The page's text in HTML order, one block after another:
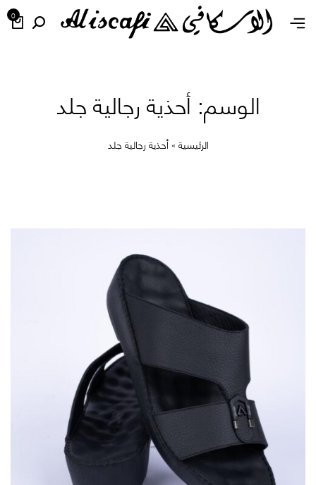
0
الوسم: أحذية رجالية جلد
الرئيسية»أحذية رجالية جلد